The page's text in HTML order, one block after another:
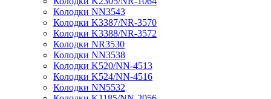
Колодки NN3543
Колодки K3387/NR-3570
Колодки K3388/NR-3572
Колодки NR3530
Колодки NN3538
Колодки K520/NN-4513
Колодки K524/NN-4516
Колодки NN5532